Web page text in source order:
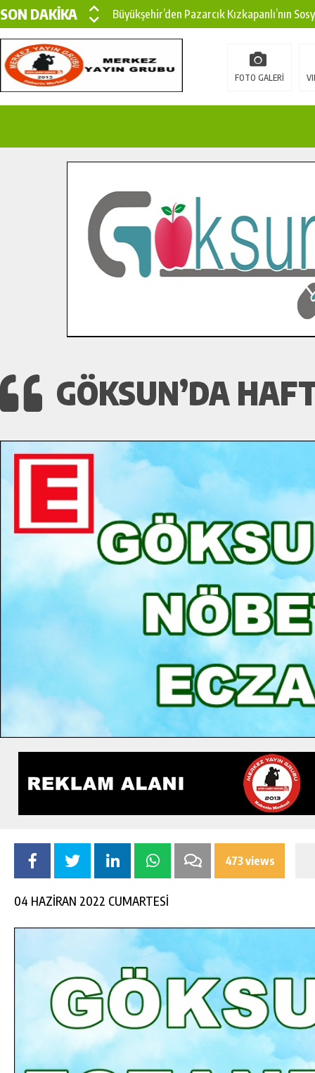
SON DAKİKA
Büyükşehir’den Pazarcık Kızkapanlı’nın
Büyükşehir’den Pazarcık Kırsalına Modern
Çin’den KSÜ’ye Uluslararası Başarı:
İlçe Jandarma Komutanı Karakaya’dan
Bertiz’in Yeni Köprüsünde Sona Doğru.
FOTO GALERİ
GÖKSUN’DA
473 views
04 HAZİRAN 2022 CUMARTESİ